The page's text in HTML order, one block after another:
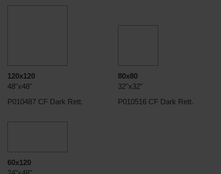
120x120
48"x48"
P010487 CF Dark Rett.
80x80
32"x32"
P010516 CF Dark Rett.
60x120